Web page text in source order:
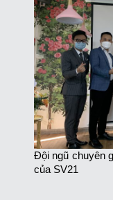
Đội ngũ chuyên
của SV21